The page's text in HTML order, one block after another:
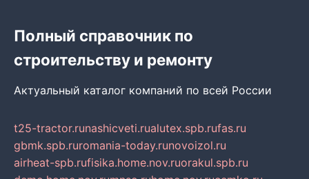
Полный справочник по
строительству и ремонту
Актуальный каталог компаний по всей России
t25-tractor.runashicveti.rualutex.spb.rufas.ru
gbmk.spb.ruromania-today.runovoizol.ru
airheat-spb.rufisika.home.nov.ruorakul.spb.ru